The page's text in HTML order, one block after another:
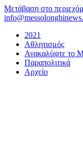
Μετάβαση στο
2021
Αθλητισμός
Ανακαλύψτε το
Παραπολιτικά
Αρχείο